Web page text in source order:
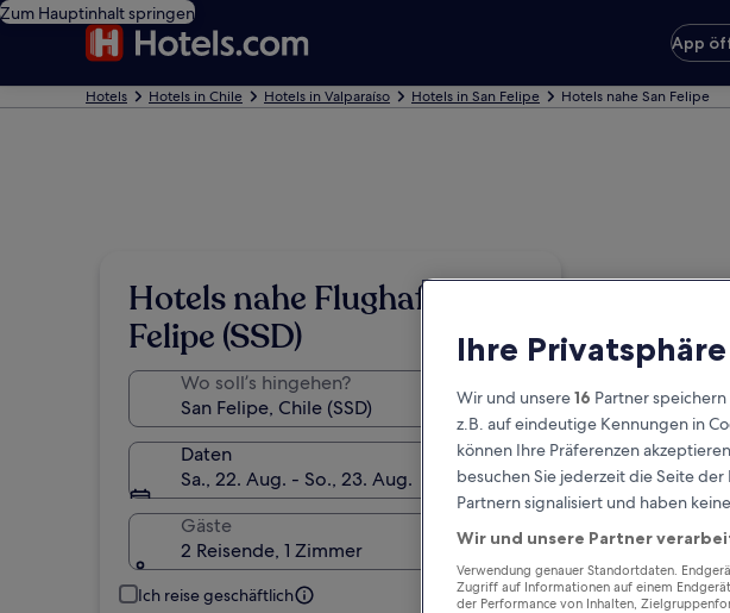
Zum Hauptinhalt springen
App
Hotels Hotels in Chile Hotels in Valparaíso Hotels in San Felipe Hotels nahe San Felipe
Hotels nahe Flughafen San
Felipe (SSD)
Wo soll’s hingehen?
Daten
Sa., 22. Aug. - So., 23. Aug.
Gäste
2 Reisende, 1 Zimmer
Ich reise geschäftlich
Ihre
Wir und unsere16 Partner
z.B. auf eindeutige Kennungen in
können Ihre Präferenzen
besuchen Sie jederzeit die Seite
Partnern signalisiert und haben
Wir und unsere Partner
Verwendung genauer Standortdaten.
Zugriff auf Informationen auf einem
der Performance von Inhalten,